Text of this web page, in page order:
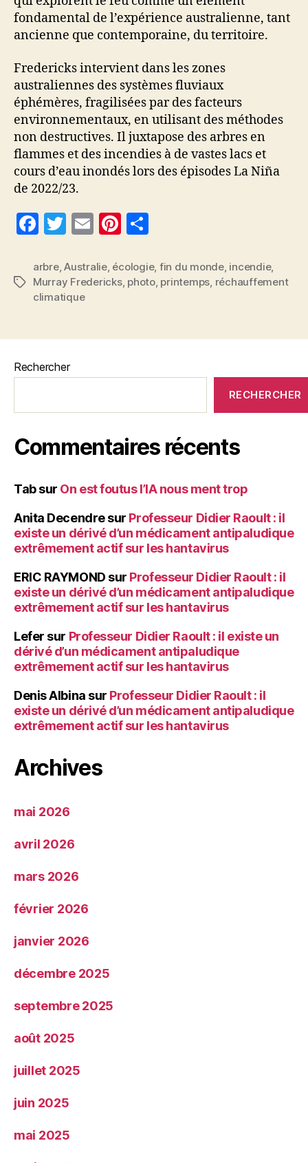
fondamental de l’expérience australienne, tant
ancienne que contemporaine, du territoire.
Fredericks intervient dans les zones
australiennes des systèmes fluviaux
éphémères, fragilisées par des facteurs
environnementaux, en utilisant des méthodes
non destructives. Il juxtapose des arbres en
flammes et des incendies à de vastes lacs et
cours d’eau inondés lors des épisodes La Niña
de 2022/23.
F
c
e
o
k
T
itt
er
E
ai
l
Pi
er
es
rt
a
er
Étiquettes
arbre,Australie, écologie, fin du monde, incendie,
Murray Fredericks, photo, printemps, réchauffement
climatique
Rechercher
RECHERCHER
Commentaires récents
Tabsur On est foutus l’IA nous ment trop
Anita Decendresur Professeur Didier Raoult : il
existe un dérivé d’un médicament antipaludique
extrêmement actif sur les hantavirus
ERIC RAYMOND sur Professeur Didier Raoult : il
existe un dérivé d’un médicament antipaludique
extrêmement actif sur les hantavirus
Lefer sur Professeur Didier Raoult : il existe un
dérivé d’un médicament antipaludique
extrêmement actif sur les hantavirus
Denis Albina sur Professeur Didier Raoult : il
existe un dérivé d’un médicament antipaludique
extrêmement actif sur les hantavirus
Archives
mai 2026
avril 2026
mars 2026
février 2026
janvier 2026
décembre 2025
septembre 2025
août 2025
juillet 2025
juin 2025
mai 2025